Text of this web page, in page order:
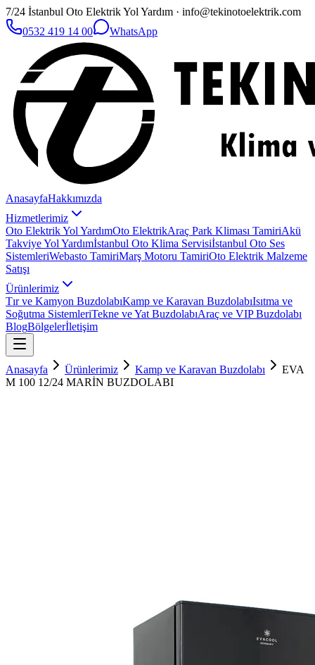
7/24 İstanbul Oto Elektrik Yol Yardım · info@tekinotoelektrik.com
0532 419 14 00
WhatsApp
AnasayfaHakkımızda
Hizmetlerimiz
Oto Elektrik Yol YardımOto ElektrikAraç Park Kliması TamiriAkü
Takviye Yol Yardımİstanbul Oto Klima Servisiİstanbul Oto Ses
SistemleriWebasto TamiriMarş Motoru TamiriOto Elektrik Malzeme
Satışı
Ürünlerimiz
Tır ve Kamyon BuzdolabıKamp ve Karavan BuzdolabıIsıtma ve
Soğutma SistemleriTekne ve Yat BuzdolabıAraç ve VIP Buzdolabı
BlogBölgelerİletişim
Anasayfa Ürünlerimiz Kamp ve Karavan Buzdolabı
EVA
M 100 12/24 MARİN BUZDOLABI